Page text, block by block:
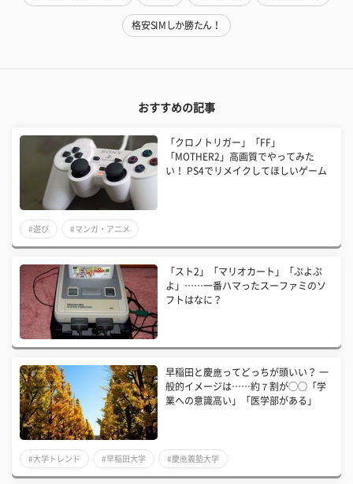
格安SIMしか勝たん！
おすすめの記事
「クロノトリガー」「FF」
「MOTHER2」高画質でやってみた
い！ PS4でリメイクしてほしいゲーム
#遊び #マンガ・アニメ
「スト2」「マリオカート」「ぷよぷ
よ」……一番ハマったスーファミのソ
フトはなに？
早稲田と慶應ってどっちが頭いい？ 一
般的イメージは……約７割が◯◯「学
業への意識高い」「医学部がある」
#大学トレンド #早稲田大学 #慶應義塾大学